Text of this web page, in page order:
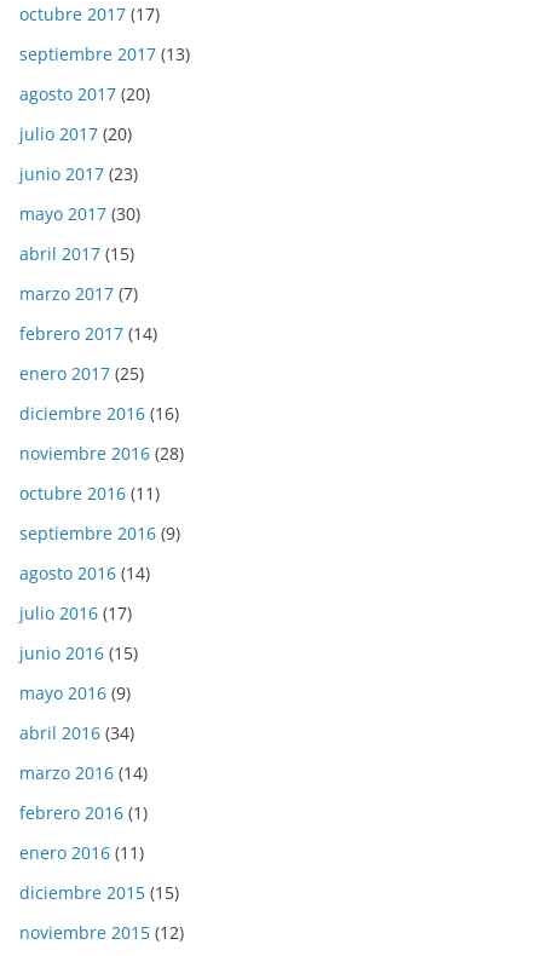
octubre 2017 (17)
septiembre 2017 (13)
agosto 2017 (20)
julio 2017 (20)
junio 2017 (23)
mayo 2017 (30)
abril 2017 (15)
marzo 2017 (7)
febrero 2017 (14)
enero 2017 (25)
diciembre 2016 (16)
noviembre 2016 (28)
octubre 2016 (11)
septiembre 2016 (9)
agosto 2016 (14)
julio 2016 (17)
junio 2016 (15)
mayo 2016 (9)
abril 2016 (34)
marzo 2016 (14)
febrero 2016 (1)
enero 2016 (11)
diciembre 2015 (15)
noviembre 2015 (12)